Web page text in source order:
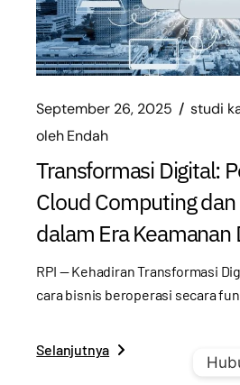
September 26, 2025
studi
olehEndah
Transformasi Digital:
Cloud Computing dan
dalam Era Keamanan
RPI — Kehadiran Transformasi
cara bisnis beroperasi secara
Selanjutnya